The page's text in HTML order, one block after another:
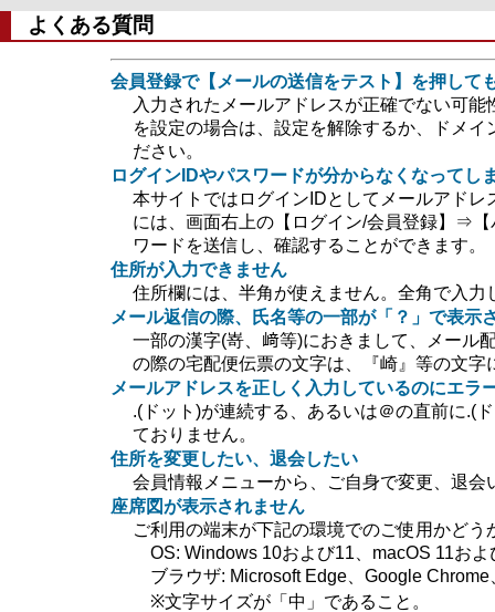
よくある質問
会員登録で【メールの送信をテスト】を押して
入力されたメールアドレスが正確でない可
を設定の場合は、設定を解除するか、ドメ
ださい。
ログインIDやパスワードが分からなくなってし
本サイトではログインIDとしてメールアド
には、画面右上の【ログイン/会員登録】⇒
ワードを送信し、確認することができます。
住所が入力できません
住所欄には、半角が使えません。全角で入力
メール返信の際、氏名等の一部が「？」で表示
一部の漢字(嵜、﨑等)におきまして、メール
の際の宅配便伝票の文字は、『崎』等の文
メールアドレスを正しく入力しているのにエラ
.(ドット)が連続する、あるいは＠の直前に.(
ておりません。
住所を変更したい、退会したい
会員情報メニューから、ご自身で変更、退会
座席図が表示されません
ご利用の端末が下記の環境でのご使用かどう
OS: Windows 10および11、macOS 11お
ブラウザ: Microsoft Edge、Google Chrome
※文字サイズが「中」であること。